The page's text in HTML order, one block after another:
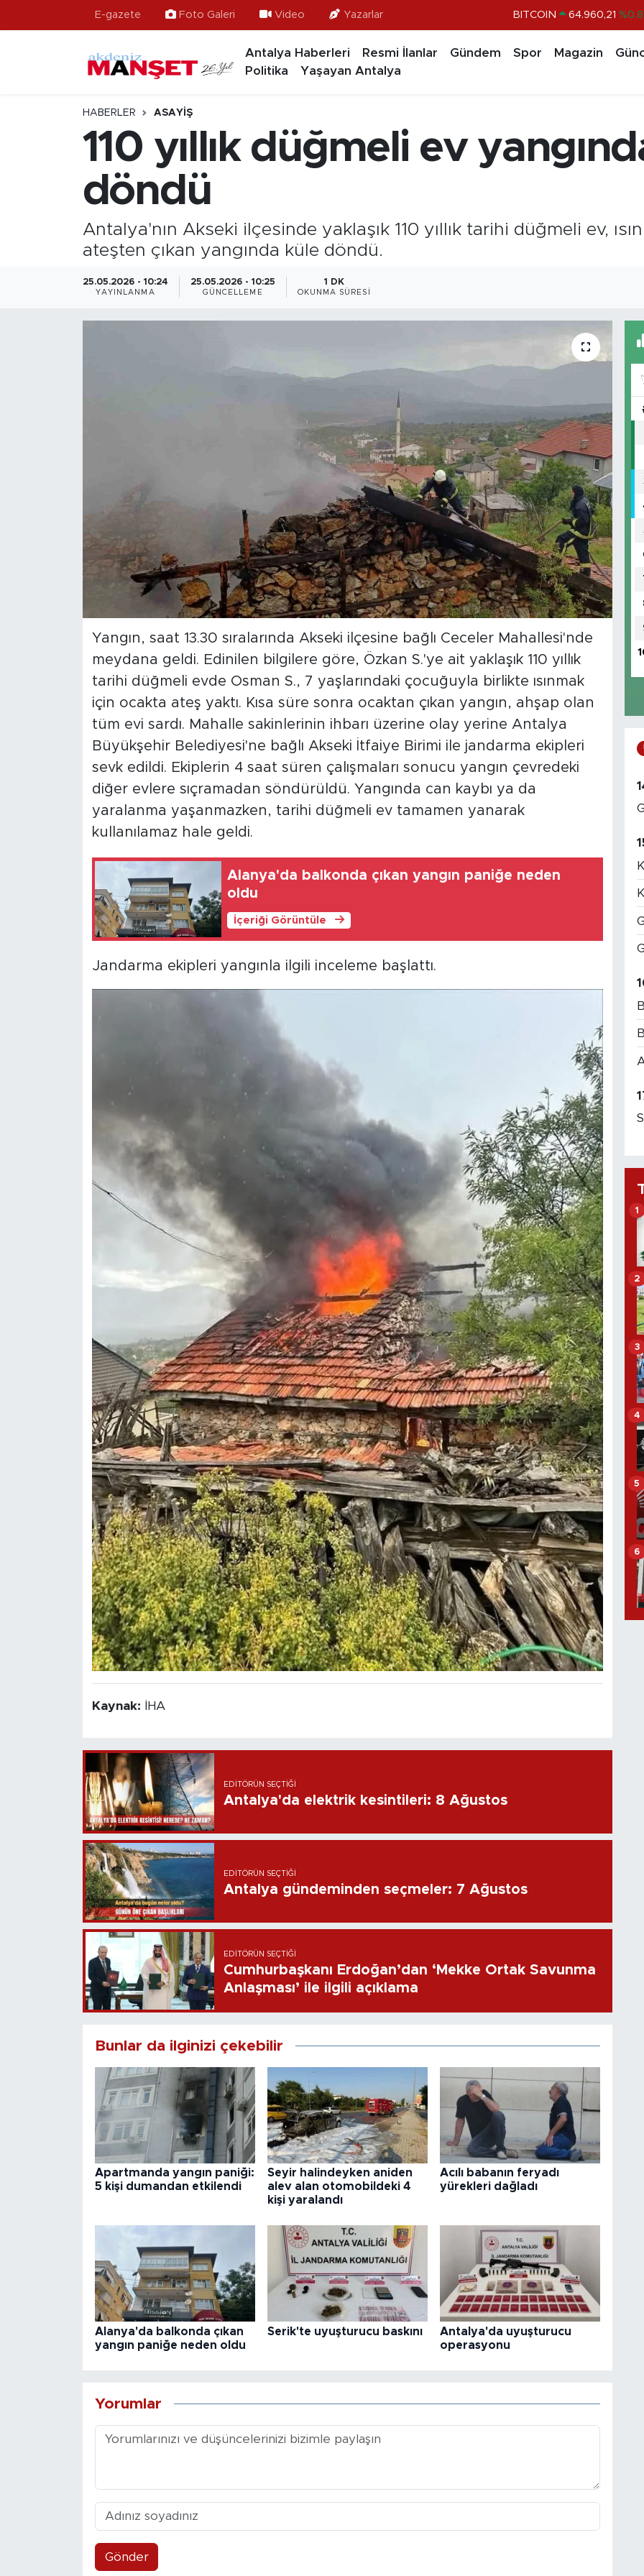
E-gazete Foto Galeri Video Yazarlar
EURO 55,2510
Antalya Haberleri Resmi İlanlar Gündem Spor Magazin
Politika
Yaşayan Antalya
HABERLER ASAYIŞ
110 yıllık düğmeli ev
döndü
Antalya'nın Akseki ilçesinde yaklaşık 110 yıllık tarihi düğmeli ev,
ateşten çıkan yangında küle döndü.
25.05.2026 - 10:24
YAYINLANMA
25.05.2026 - 10:25
GÜNCELLEME
1 DK
OKUNMA SÜRESI
Yangın, saat 13.30 sıralarında Akseki ilçesine bağlı Ceceler Mahallesi'nde
meydana geldi. Edinilen bilgilere göre, Özkan S.'ye ait yaklaşık 110 yıllık
tarihi düğmeli evde Osman S., 7 yaşlarındaki çocuğuyla birlikte ısınmak
için ocakta ateş yaktı. Kısa süre sonra ocaktan çıkan yangın, ahşap olan
tüm evi sardı. Mahalle sakinlerinin ihbarı üzerine olay yerine Antalya
Büyükşehir Belediyesi'ne bağlı Akseki İtfaiye Birimi ile jandarma ekipleri
sevk edildi. Ekiplerin 4 saat süren çalışmaları sonucu yangın çevredeki
diğer evlere sıçramadan söndürüldü. Yangında can kaybı ya da
yaralanma yaşanmazken, tarihi düğmeli ev tamamen yanarak
kullanılamaz hale geldi.
Alanya'da balkonda çıkan yangın paniğe neden
oldu
İçeriği Görüntüle
Jandarma ekipleri yangınla ilgili inceleme başlattı.
Kaynak: İHA
EDITÖRÜN SEÇTIĞI
Antalya'da elektrik kesintileri: 8 Ağustos
EDITÖRÜN SEÇTIĞI
Antalya gündeminden seçmeler: 7 Ağustos
EDITÖRÜN SEÇTIĞI
Cumhurbaşkanı Erdoğan’dan ‘Mekke Ortak Savunma
Anlaşması’ ile ilgili açıklama
Bunlar da ilginizi çekebilir
Apartmanda yangın paniği:
5 kişi dumandan etkilendi
Seyir halindeyken aniden
alev alan otomobildeki 4
kişi yaralandı
Acılı babanın feryadı
yürekleri dağladı
Alanya'da balkonda çıkan
yangın paniğe neden oldu
Serik'te uyuşturucu baskını
Antalya'da uyuşturucu
operasyonu
Yorumlar
Gönder
1
2
3
4
5
6
Ekonomi
Gündem
Antalya Nöbetçi Eczaneler
Antalya Namaz Vakitleri
Antalya Trafik Yoğunluk Haritası
Süper Lig Puan Durumu ve Fikstür
Tüm Manşetler